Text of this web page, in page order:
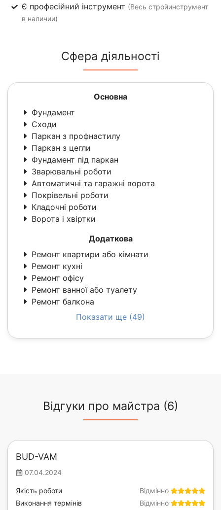
Є професійний інструмент (Весь стройинструмент
в наличии)
Сфера діяльності
Основна
Фундамент
Сходи
Паркан з профнастилу
Паркан з цегли
Фундамент під паркан
Зварювальні роботи
Автоматичні та гаражні ворота
Покрівельні роботи
Кладочні роботи
Ворота і хвіртки
Додаткова
Ремонт квартири або кімнати
Ремонт кухні
Ремонт офісу
Ремонт ванної або туалету
Ремонт балкона
Показати ще (49)
Відгуки про майстра (6)
BUD-VAM
07.04.2024
Відмінно
Якість роботи
Відмінно
Виконання термінів